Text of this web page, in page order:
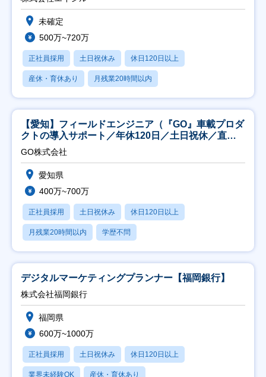
未確定
500万~720万
正社員採用 土日祝休み 休日120日以上
産休・育休あり 月残業20時間以内
【愛知】フィールドエンジニア（『GO』車載プロダ
クトの導入サポート／年休120日／土日祝休／直行
直帰
GO株式会社
愛知県
400万~700万
正社員採用 土日祝休み 休日120日以上
月残業20時間以内 学歴不問
デジタルマーケティングプランナー【福岡銀行】
株式会社福岡銀行
福岡県
600万~1000万
正社員採用 土日祝休み 休日120日以上
業界未経験OK 産休・育休あり